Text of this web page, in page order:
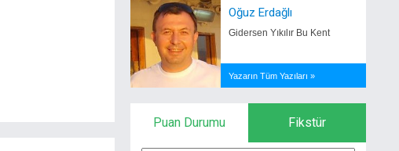
Oğuz Erdağlı
Gidersen Yıkılır Bu Kent
Yazarın Tüm Yazıları »
Puan Durumu Fikstür